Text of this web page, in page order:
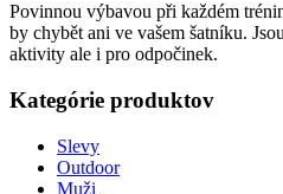
Povinnou výbavou při každém
by chybět ani ve vašem šatníku.
aktivity ale i pro odpočinek.
Kategórie produktov
Slevy
Outdoor
Muži